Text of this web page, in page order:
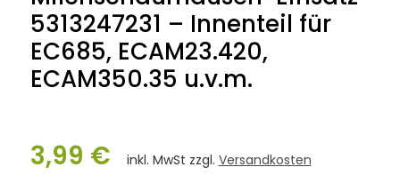
5313247231 – Innenteil für
EC685, ECAM23.420,
ECAM350.35 u.v.m.
3,99 € inkl. MwSt zzgl. Versandkosten